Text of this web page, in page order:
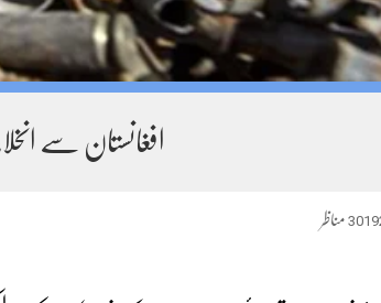
افغانستان سے
مناظر